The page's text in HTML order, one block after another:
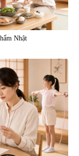
Nhật